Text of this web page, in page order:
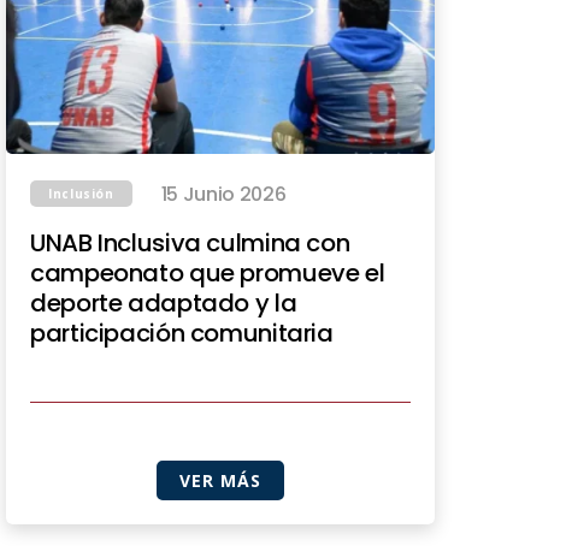
Inclusión 15 Junio 2026
UNAB Inclusiva culmina con
campeonato que promueve el
deporte adaptado y la
participación comunitaria
VER MÁS